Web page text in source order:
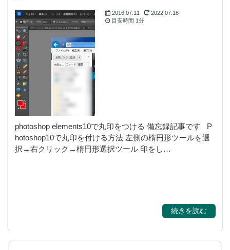
霊視・守護霊・スピ
リチャル
2016.07.11
2022.07.18
目安時間 1分
photoshop elements10で丸印をつける 備忘録記事です P
hotoshop10で丸印を付ける方法 左側の楕円形ツールを選
択→右クリック→楕円形選択ツール 印をし…
続きを読む